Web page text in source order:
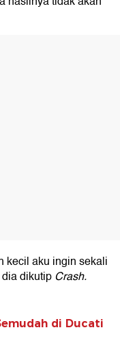
kecil aku ingin sekali
dikutipCrash.
di Ducati